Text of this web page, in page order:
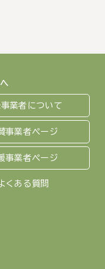
業者について
事業者ページ
事業者ページ
くある質問